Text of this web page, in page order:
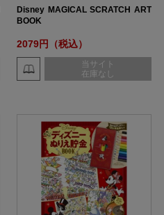
Disney MAGICAL SCRATCH ART
BOOK
2079円（税込）
当サイト
在庫なし